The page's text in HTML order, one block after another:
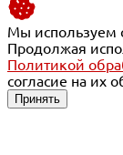
Мы используем
Продолжая
Политикой
согласие на их
Принять